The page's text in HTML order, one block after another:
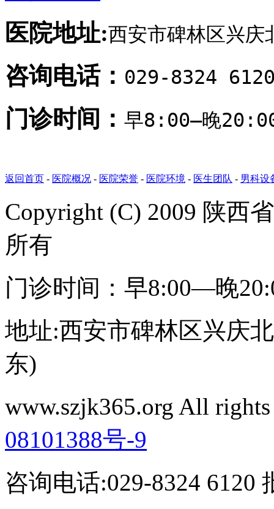
医院地址:西安市碑林区兴
咨询电话： 029-8324
门诊时间： 早8:00—晚
返回首页 - 医院概况 - 医院荣誉 - 医院环境 - 医生团队 - 男科设
Copyright (C) 2009 陕西
所有
门诊时间：早8:00—晚
地址:西安市碑林区兴庆
东)
www.szjk365.org All
08101388号-9
咨询电话:029-8324 6120